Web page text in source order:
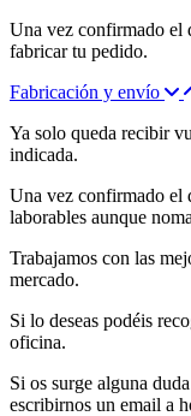
Una vez confirmado el
fabricar tu pedido.
Fabricación y envío
Ya solo queda recibir
indicada.
Una vez confirmado el
laborables aunque
Trabajamos con las
mercado.
Si lo deseas podéis
oficina.
Si os surge alguna
escribirnos un email a